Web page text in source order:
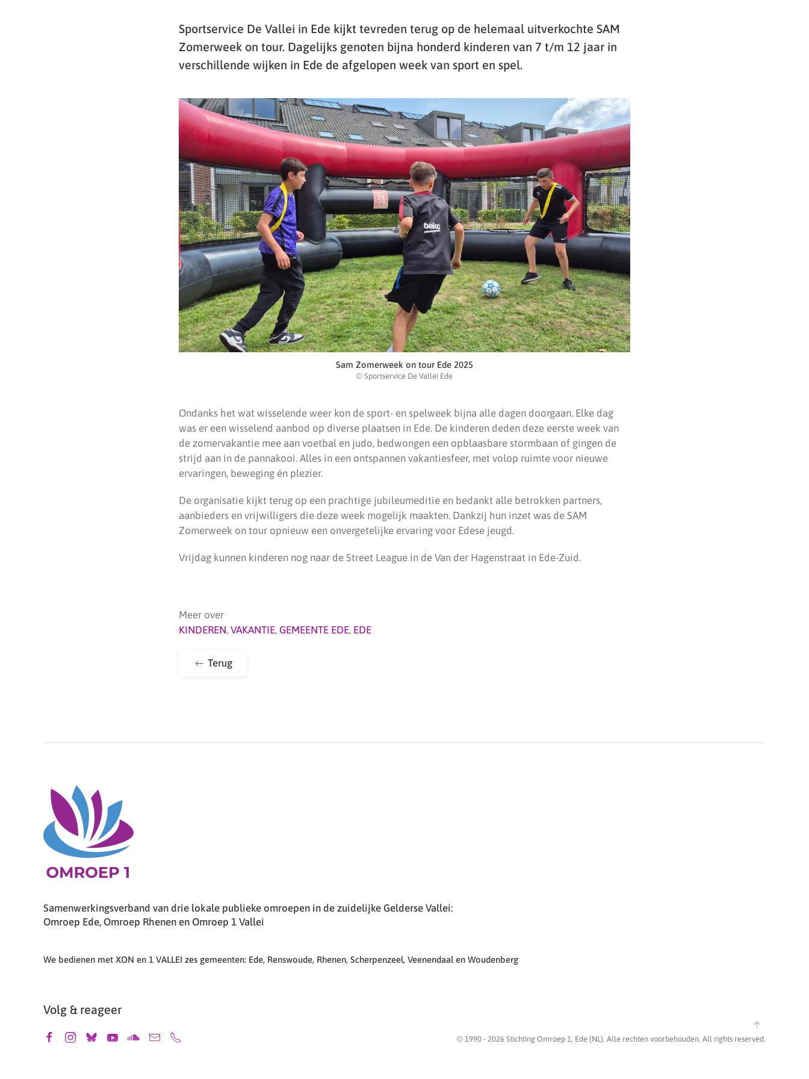
Sportservice De Vallei in Ede kijkt tevreden terug op de helemaal uitverkochte SAM
Zomerweek on tour. Dagelijks genoten bijna honderd kinderen van 7 t/m 12 jaar in
verschillende wijken in Ede de afgelopen week van sport en spel.
Sam Zomerweek on tour Ede 2025
© Sportservice De Vallei Ede
Ondanks het wat wisselende weer kon de sport- en spelweek bijna alle dagen doorgaan. Elke dag
was er een wisselend aanbod op diverse plaatsen in Ede. De kinderen deden deze eerste week van
de zomervakantie mee aan voetbal en judo, bedwongen een opblaasbare stormbaan of gingen de
strijd aan in de pannakooi. Alles in een ontspannen vakantiesfeer, met volop ruimte voor nieuwe
ervaringen, beweging én plezier.
De organisatie kijkt terug op een prachtige jubileumeditie en bedankt alle betrokken partners,
aanbieders en vrijwilligers die deze week mogelijk maakten. Dankzij hun inzet was de SAM
Zomerweek on tour opnieuw een onvergetelijke ervaring voor Edese jeugd.
Vrijdag kunnen kinderen nog naar de Street League in de Van der Hagenstraat in Ede-Zuid.
Meer over
KINDEREN, VAKANTIE, GEMEENTE EDE, EDE
Terug
Samenwerkingsverband van drie lokale publieke omroepen in de zuidelijke Gelderse Vallei:
Omroep Ede, Omroep Rhenen en Omroep 1 Vallei
We bedienen met XON en 1 VALLEI zes gemeenten: Ede, Renswoude, Rhenen, Scherpenzeel, Veenendaal en Woudenberg
Volg & reageer
© 1990 - 2026 Stichting Omroep 1, Ede (NL). Alle rechten voorbehouden. All rights reserved.